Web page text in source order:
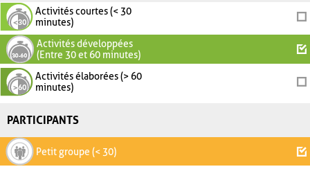
Activités courtes (< 30
minutes)
Activités développées
(Entre 30 et 60 minutes)
Activités élaborées (> 60
minutes)
PARTICIPANTS
Petit groupe (< 30)